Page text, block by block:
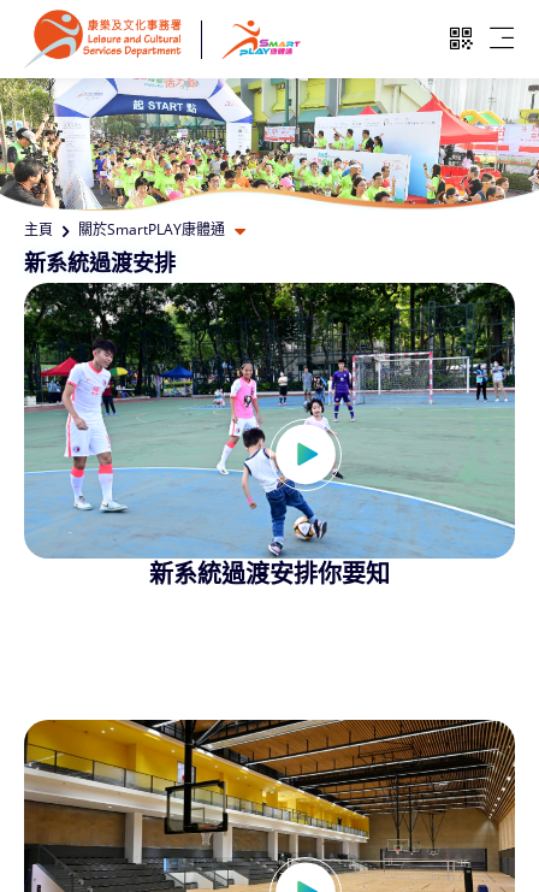
跳至主要內容
開啓二維
開啓
主頁 關於SmartPLAY康體通 打開其他頁面選單
新系統過渡安排
新系統過渡安排你要知